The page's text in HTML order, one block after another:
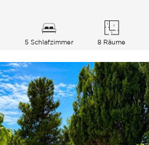
5 Schlafzimmer 8 Räume